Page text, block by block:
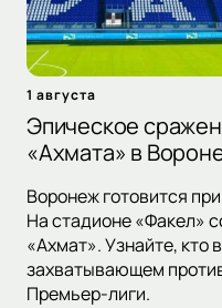
1 августа
Эпическое
«Ахмата» в
Воронеж готовится
На стадионе «Факел»
«Ахмат». Узнайте, кто
захватывающем
Премьер-лиги.